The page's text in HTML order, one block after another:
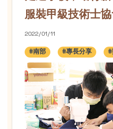
服裝甲級技術士
2022/01/11
#南部 #專長分享 #